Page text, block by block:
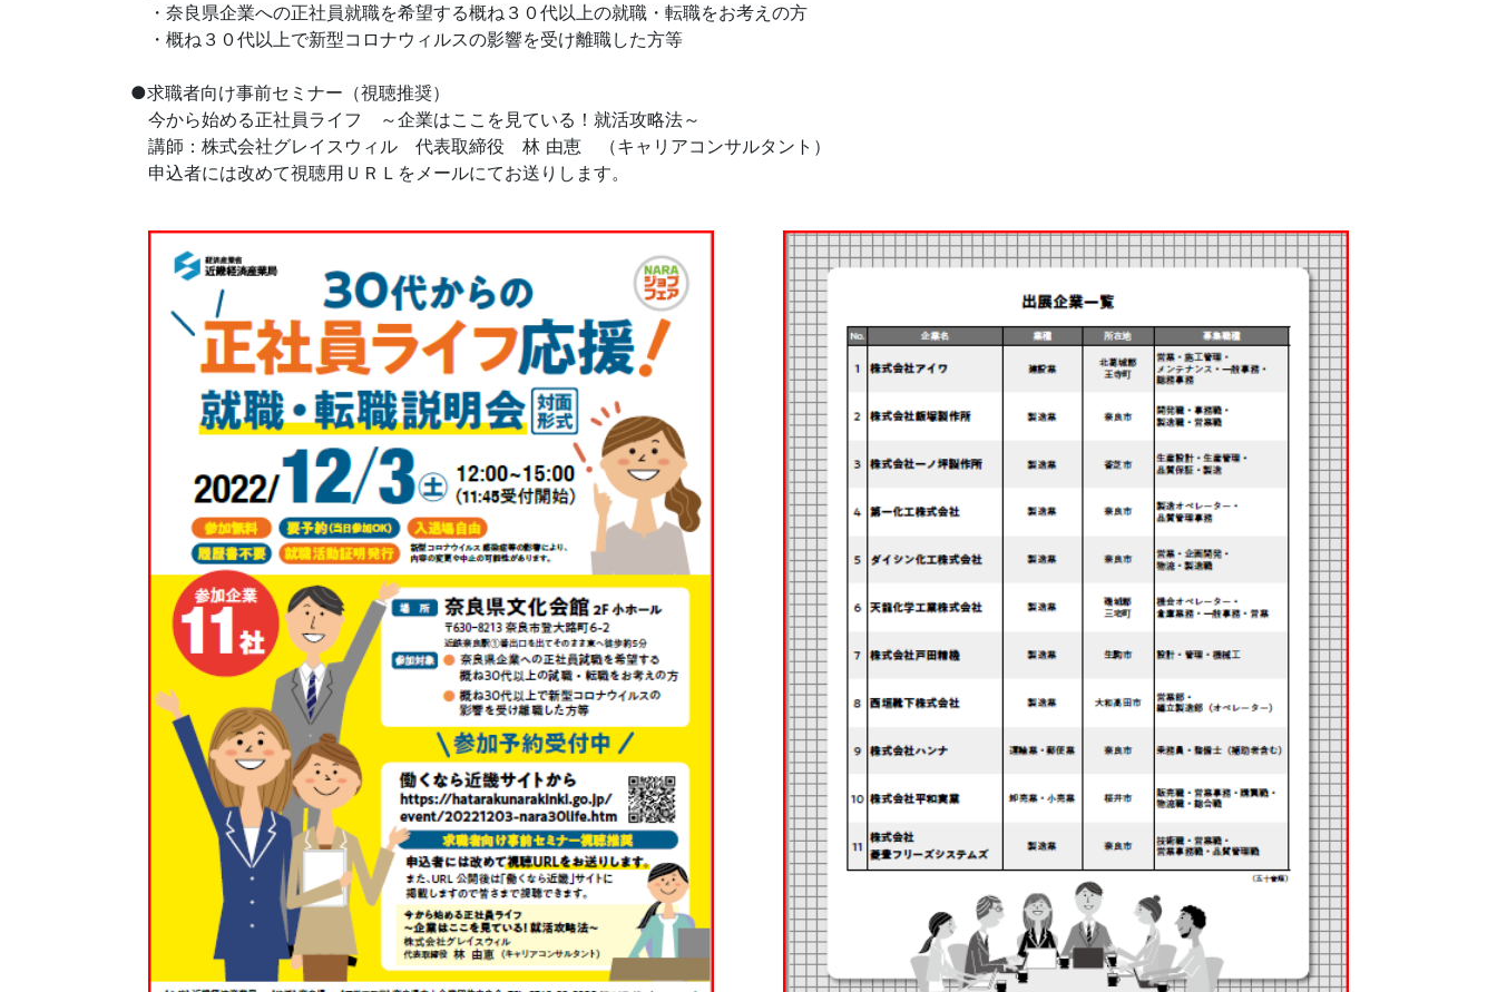
・奈良県企業への正社員就職を希望する概ね３０代以上の就職・転職をお考えの方
・概ね３０代以上で新型コロナウィルスの影響を受け離職した方等
●求職者向け事前セミナー（視聴推奨）
今から始める正社員ライフ ～企業はここを見ている！就活攻略法～
講師：株式会社グレイスウィル 代表取締役 林 由恵 （キャリアコンサルタント）
申込者には改めて視聴用ＵＲＬをメールにてお送りします。